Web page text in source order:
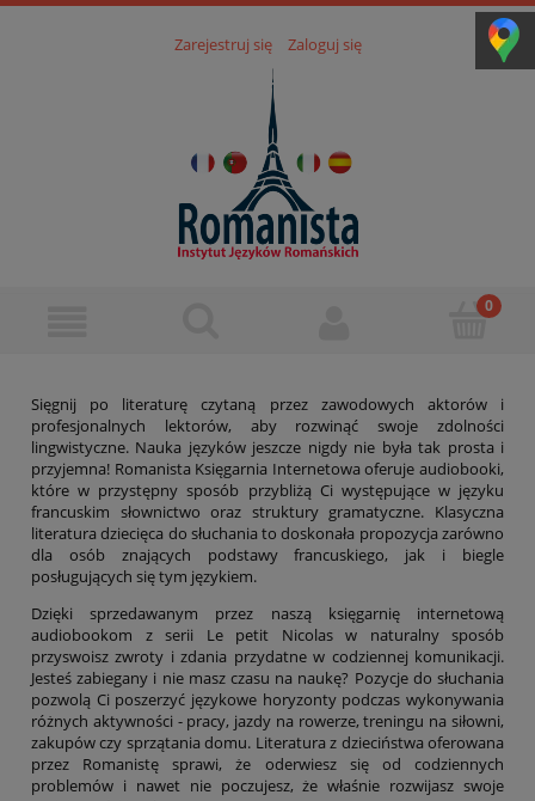
Zarejestruj się Zaloguj się
Sięgnij po literaturę czytaną przez zawodowych aktorów i
profesjonalnych lektorów, aby rozwinąć swoje zdolności
lingwistyczne. Nauka języków jeszcze nigdy nie była tak prosta i
przyjemna! Romanista Księgarnia Internetowa oferuje audiobooki,
które w przystępny sposób przybliżą Ci występujące w języku
francuskim słownictwo oraz struktury gramatyczne. Klasyczna
literatura dziecięca do słuchania to doskonała propozycja zarówno
dla osób znających podstawy francuskiego, jak i biegle
posługujących się tym językiem.
Dzięki sprzedawanym przez naszą księgarnię internetową
audiobookom z serii Le petit Nicolas w naturalny sposób
przyswoisz zwroty i zdania przydatne w codziennej komunikacji.
Jesteś zabiegany i nie masz czasu na naukę? Pozycje do słuchania
pozwolą Ci poszerzyć językowe horyzonty podczas wykonywania
różnych aktywności - pracy, jazdy na rowerze, treningu na siłowni,
zakupów czy sprzątania domu. Literatura z dzieciństwa oferowana
przez Romanistę sprawi, że oderwiesz się od codziennych
problemów i nawet nie poczujesz, że właśnie rozwijasz swoje